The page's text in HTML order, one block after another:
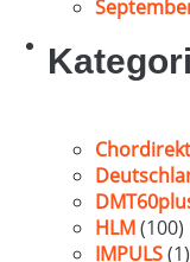
HLM(100)
IMPULS(1)